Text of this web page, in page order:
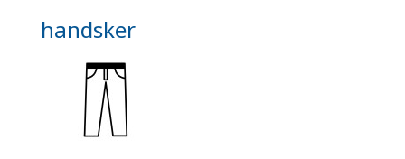
handsker